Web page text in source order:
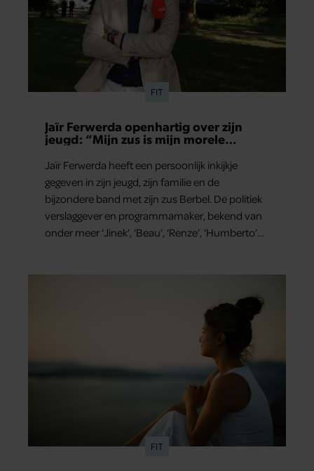
FIT
Jaïr Ferwerda openhartig over zijn
jeugd: “Mijn zus is mijn morele
Jaïr Ferwerda heeft een persoonlijk inkijkje
gegeven in zijn jeugd, zijn familie en de
bijzondere band met zijn zus Berbel. De politiek
verslaggever en programmamaker, bekend van
onder meer ‘Jinek’, ‘Beau’, ‘Renze’, ‘Humberto’
FIT